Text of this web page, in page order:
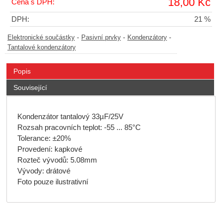
Cena s DPH:
DPH: 21 %
Elektronické součástky - Pasivní prvky - Kondenzátory -
Tantalové kondenzátory
Popis
Související
Kondenzátor tantalový 33µF/25V
Rozsah pracovních teplot: -55 ... 85°C
Tolerance: ±20%
Provedení: kapkové
Rozteč vývodů: 5.08mm
Vývody: drátové
Foto pouze ilustrativní